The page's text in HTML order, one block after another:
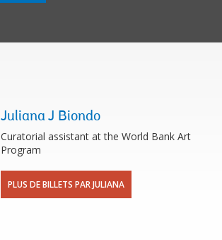
Juliana J Biondo
Curatorial assistant at the World Bank Art
Program
PLUS DE BILLETS PAR JULIANA